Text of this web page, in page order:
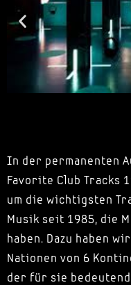
In der permanenten
Favorite Club Tracks
um die wichtigsten
Musik seit 1985, die
haben. Dazu haben
Nationen von 6
der für sie